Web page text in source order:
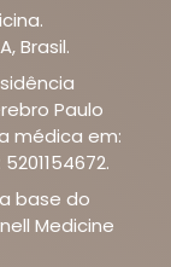
Brasil.
Paulo
médica em:
base do
Medicine